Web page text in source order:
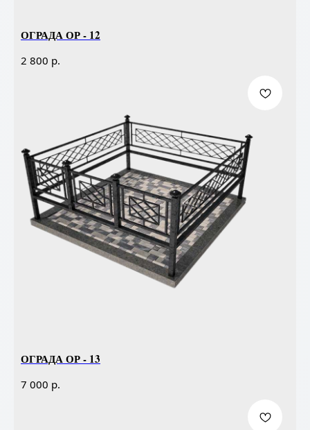
ОГРАДА ОР - 12
2 800 р.
ОГРАДА ОР - 13
7 000 р.